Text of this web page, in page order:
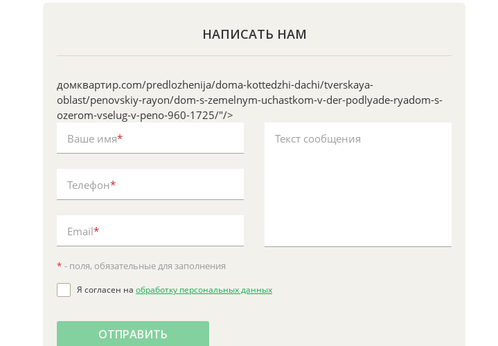
НАПИСАТЬ НАМ
домквартир.com/predlozhenija/doma-kottedzhi-dachi/tverskaya-
oblast/penovskiy-rayon/dom-s-zemelnym-uchastkom-v-der-podlyade-ryadom-s-
ozerom-vselug-v-peno-960-1725/"/>
Ваше имя*
Телефон*
Email*
Текст сообщения
* - поля, обязательные для заполнения
Я согласен на обработку персональных данных
ОТПРАВИТЬ